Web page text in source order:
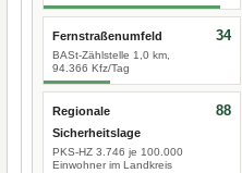
Fernstraßenumfeld
BASt-Zählstelle 1,0 km,
94.366 Kfz/Tag
34
Regionale
Sicherheitslage
PKS-HZ 3.746 je 100.000
Einwohner im Landkreis
88